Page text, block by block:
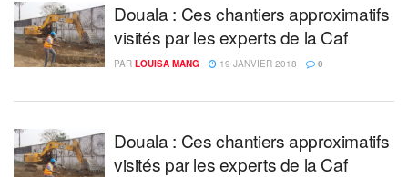
Douala : Ces chantiers approximatifs
visités par les experts de la Caf
PAR LOUISA MANG 19 JANVIER 2018 0
Douala : Ces chantiers approximatifs
visités par les experts de la Caf